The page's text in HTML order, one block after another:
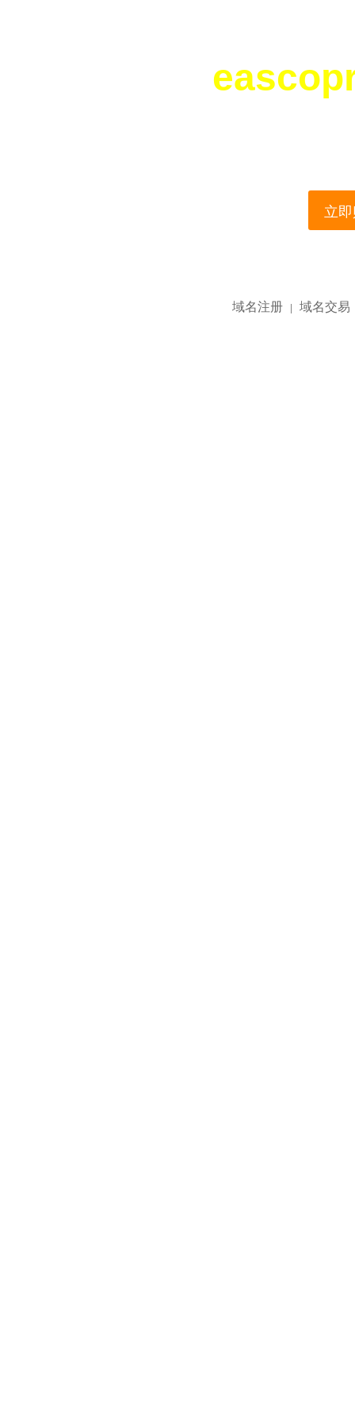
立
域名注册 | 域名交易